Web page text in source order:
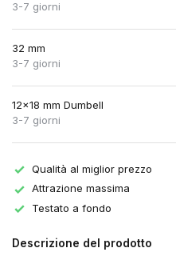
3-7 giorni
32 mm
3-7 giorni
12x18 mm Dumbell
3-7 giorni
Qualità al miglior prezzo
Attrazione massima
Testato a fondo
Descrizione del prodotto